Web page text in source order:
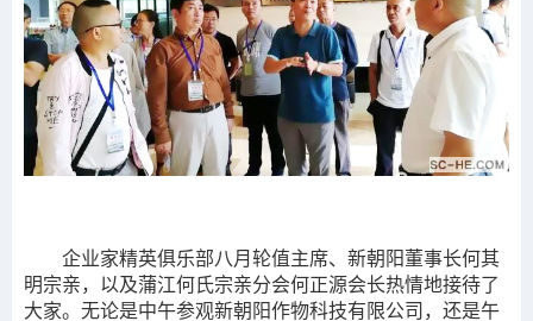
企业家精英俱乐部八月轮值主席、新朝阳董事长何其
明宗亲，以及蒲江何氏宗亲分会何正源会长热情地接待了
大家。无论是中午参观新朝阳作物科技有限公司，还是午